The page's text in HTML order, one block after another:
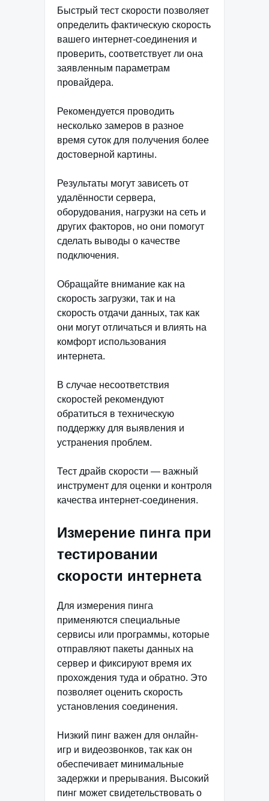
Быстрый тест скорости позволяет
определить фактическую скорость
вашего интернет-соединения и
проверить, соответствует ли она
заявленным параметрам
провайдера.
Рекомендуется проводить
несколько замеров в разное
время суток для получения более
достоверной картины.
Результаты могут зависеть от
удалённости сервера,
оборудования, нагрузки на сеть и
других факторов, но они помогут
сделать выводы о качестве
подключения.
Обращайте внимание как на
скорость загрузки, так и на
скорость отдачи данных, так как
они могут отличаться и влиять на
комфорт использования
интернета.
В случае несоответствия
скоростей рекомендуют
обратиться в техническую
поддержку для выявления и
устранения проблем.
Тест драйв скорости — важный
инструмент для оценки и контроля
качества интернет-соединения.
Измерение пинга при
тестировании
скорости интернета
Для измерения пинга
применяются специальные
сервисы или программы, которые
отправляют пакеты данных на
сервер и фиксируют время их
прохождения туда и обратно. Это
позволяет оценить скорость
установления соединения.
Низкий пинг важен для онлайн-
игр и видеозвонков, так как он
обеспечивает минимальные
задержки и прерывания. Высокий
пинг может свидетельствовать о